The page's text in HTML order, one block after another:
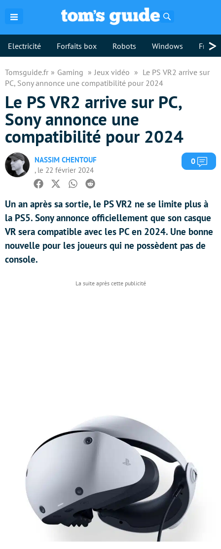
Electricité Forfaits box Robots Windows >
Tomsguide.fr Gaming Jeux vidéo
Le PS VR2 arrive sur
PC, Sony annonce une compatibilité pour 2024
Le PS VR2 arrive sur PC,
Sony annonce une
compatibilité pour 2024
NASSIM CHENTOUF
, le 22 février 2024
0
Facebook
TwitterWhatsapp
Reddit
Un an après sa sortie, le PS VR2 ne se limite plus à
la PS5. Sony annonce officiellement que son casque
VR sera compatible avec les PC en 2024. Une bonne
nouvelle pour les joueurs qui ne possèdent pas de
console.